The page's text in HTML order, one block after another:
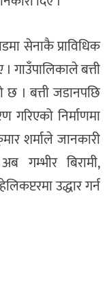
सेनाकै प्राविधिक
गाउँपालिकाले बत्ती
। बत्ती जडानपछि
गरिएको निर्माणमा
शर्माले जानकारी
गम्भीर बिरामी,
उद्धार गर्न